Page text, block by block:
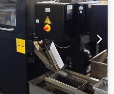
do eixo C: 0,001 [graus]
de posições: 8 - Número
das ferramentas
das ferramentas
BUCHAS 2 - Número de
motorizadas: 2 -
6.000 [rpm]
das ferramentas
FRONTAL - Número de